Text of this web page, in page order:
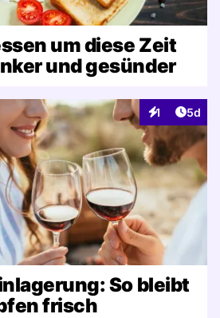
um diese Zeit
und gesünder
1
Interaktionen
5d
So bleibt
frisch